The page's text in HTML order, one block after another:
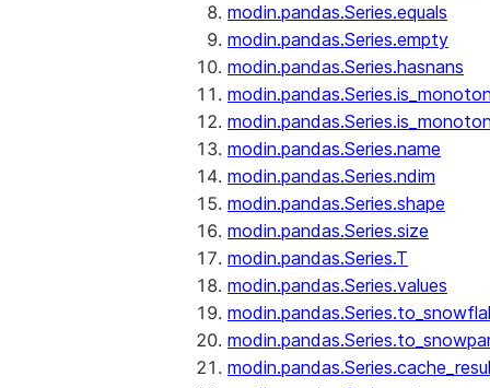
modin.pandas.Series.equals
modin.pandas.Series.empty
modin.pandas.Series.hasnans
modin.pandas.Series.name
modin.pandas.Series.ndim
modin.pandas.Series.shape
modin.pandas.Series.size
modin.pandas.Series.T
modin.pandas.Series.values